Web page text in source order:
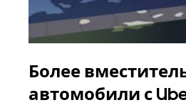
Более
автомобили с